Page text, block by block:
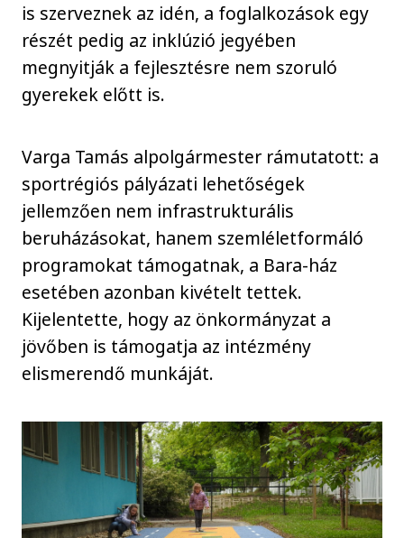
is szerveznek az idén, a foglalkozások egy
részét pedig az inklúzió jegyében
megnyitják a fejlesztésre nem szoruló
gyerekek előtt is.
Varga Tamás alpolgármester rámutatott: a
sportrégiós pályázati lehetőségek
jellemzően nem infrastrukturális
beruházásokat, hanem szemléletformáló
programokat támogatnak, a Bara-ház
esetében azonban kivételt tettek.
Kijelentette, hogy az önkormányzat a
jövőben is támogatja az intézmény
elismerendő munkáját.